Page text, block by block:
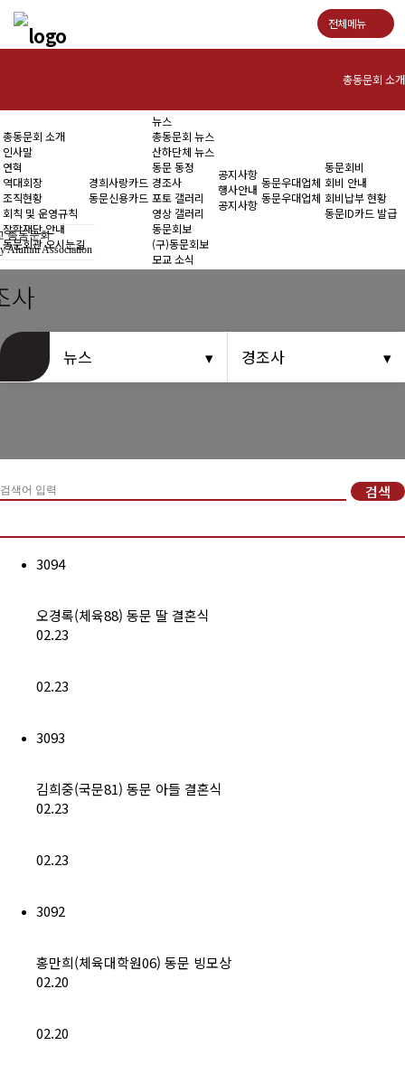
전체메뉴
총동문회 소개
인사말
연혁
역대회장
조직현황
동문회관 오시는길
동문신용카드
뉴스
총동문회 뉴스
동문 동정
영상 갤러리
동문회보
모교 소식
행사안내
총동문회 소개
인사말
연혁
역대회장
조직현황
회칙 및 운영규칙
장학재단 안내
동문회관 오시는길
경희사랑카드
동문신용카드
뉴스
총동문회 뉴스
산하단체 뉴스
동문 동정
경조사
포토 갤러리
영상 갤러리
동문회보
(구)동문회보
모교 소식
공지사항
행사안내
공지사항
동문우대업체
동문우대업체
동문회비
회비 안내
회비납부 현황
동문ID카드 발급
총동문회
Alumni Association
사
뉴스 경조사
검색
3094
오경록(체육88) 동문 딸 결혼식
02.23
02.23
3093
김희중(국문81) 동문 아들 결혼식
02.23
02.23
3092
홍만희(체육대학원06) 동문 빙모상
02.20
02.20